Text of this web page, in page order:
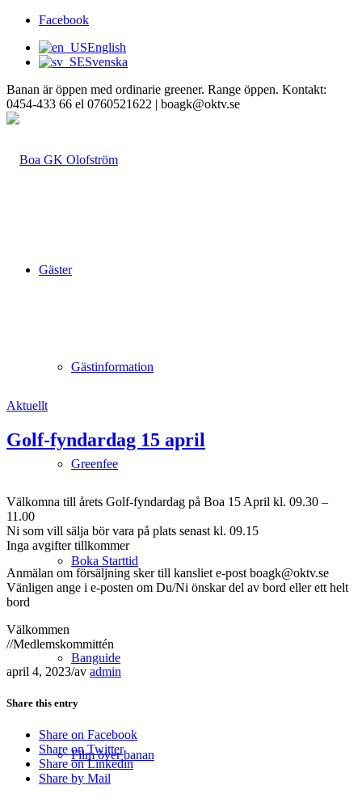
Facebook
English
Svenska
Banan är öppen med ordinarie greener. Range öppen. Kontakt:
0454-433 66 el 0760521622 | boagk@oktv.se
Gäster
Gästinformation
Greenfee
Boka Starttid
Banguide
Film över banan
Aktuellt
Golf-fyndardag 15 april
Välkomna till årets Golf-fyndardag på Boa 15 April kl. 09.30 –
11.00
Ni som vill sälja bör vara på plats senast kl. 09.15
Inga avgifter tillkommer
Anmälan om försäljning sker till kansliet e-post boagk@oktv.se
Vänligen ange i e-posten om Du/Ni önskar del av bord eller ett helt
bord
Välkommen
//Medlemskommittén
april 4, 2023/av admin
Share this entry
Share on Facebook
Share on Twitter
Share on Linkedin
Share by Mail